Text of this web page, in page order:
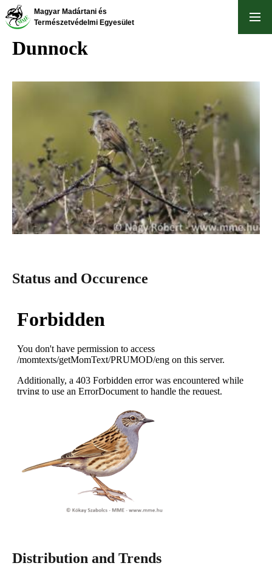
Skip
to
content
Magyar Madártani és
Természetvédelmi Egyesület
Dunnock
Status and Occurence
Distribution and Trends